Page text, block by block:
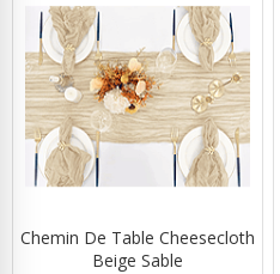
Chemin De Table Cheesecloth
Beige Sable